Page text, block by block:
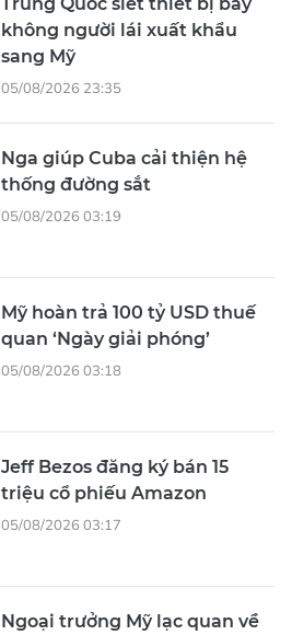
không người lái xuất khẩu
sang Mỹ
05/08/2026 23:35
Nga giúp Cuba cải thiện hệ
thống đường sắt
05/08/2026 03:19
Mỹ hoàn trả 100 tỷ USD thuế
quan ‘Ngày giải phóng’
05/08/2026 03:18
Jeff Bezos đăng ký bán 15
triệu cổ phiếu Amazon
05/08/2026 03:17
Ngoại trưởng Mỹ lạc quan về